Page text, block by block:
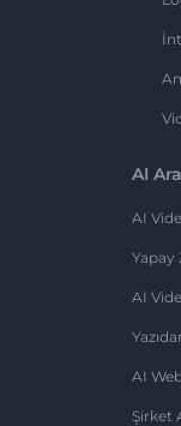
AI
AI
Yapay
AI
AI
Şirket